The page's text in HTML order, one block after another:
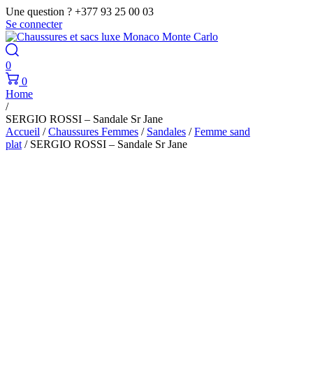
Une question ? +377 93 25 00 03
Se connecter
0
0
Home
/
SERGIO ROSSI – Sandale Sr Jane
Accueil /Chaussures Femmes / Sandales /Femme sand
plat / SERGIO ROSSI – Sandale Sr Jane